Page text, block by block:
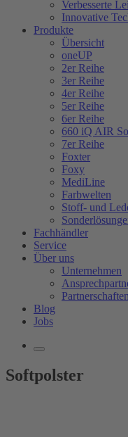
Verbesserte
Innovative
Produkte
Übersicht
oneUP
2er Reihe
3er Reihe
4er Reihe
5er Reihe
6er Reihe
660 iQ AIR
7er Reihe
Foxter
Foxy
MediLine
Farbwelten
Stoff- und
Fachhändler
Service
Über uns
Unternehmen
Partnerschaften
Blog
Jobs
Softpolster